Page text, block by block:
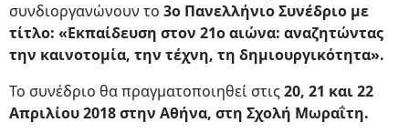
συνδιοργανώνουν το 3ο Πανελλήνιο Συνέδριο με
τίτλο: «Εκπαίδευση στον 21ο αιώνα: αναζητώντας
την καινοτομία, την τέχνη, τη δημιουργικότητα».
Το συνέδριο θα πραγματοποιηθεί στις20, 21 και 22
Απριλίου 2018 στην Αθήνα, στη Σχολή Μωραΐτη.